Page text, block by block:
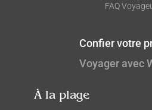
FAQ
Voyager avec
Confier votre
À la plage